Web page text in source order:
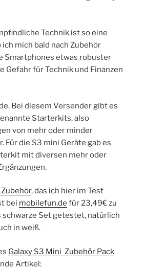
Technik ist so eine
ich mich bald nach Zubehör
Smartphones etwas robuster
Gefahr für Technik und Finanzen
Bei diesem Versender gibt es
Starterkits, also
von mehr oder minder
Für die S3 mini Geräte gab es
mit diversen mehr oder
, das ich hier im Test
bei mobilefun.de für 23,49€ zu
schwarze Set getestet, natürlich
in weiß.
Galaxy S3 Mini Zubehör Pack
Artikel: